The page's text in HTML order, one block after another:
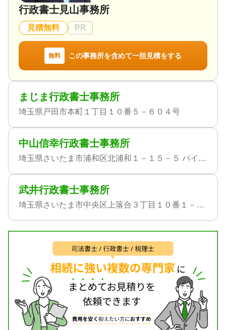
行政書士見山事務所
見積無料 PR
無料 この事務所を含めて一括見積をする
まじま行政書士事務所
埼玉県戸田市本町１丁目１０番５－６０４号
中山信幸行政書士事務所
埼玉県さいたま市浦和区北浦和１－１５－５ パインビル２Ｆ
武井行政書士事務所
埼玉県さいたま市中央区上落合３丁目１０番１－２０９号